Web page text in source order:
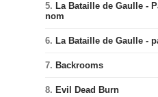
5. La Bataille de Gaulle -
nom
6. La Bataille de Gaulle -
7. Backrooms
8. Evil Dead Burn